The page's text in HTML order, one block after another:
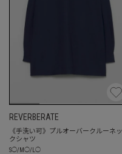
REVERBERATE
《手洗い可》プルオーバークルーネッ
クシャツ
S◯/ M ◯/ ◯